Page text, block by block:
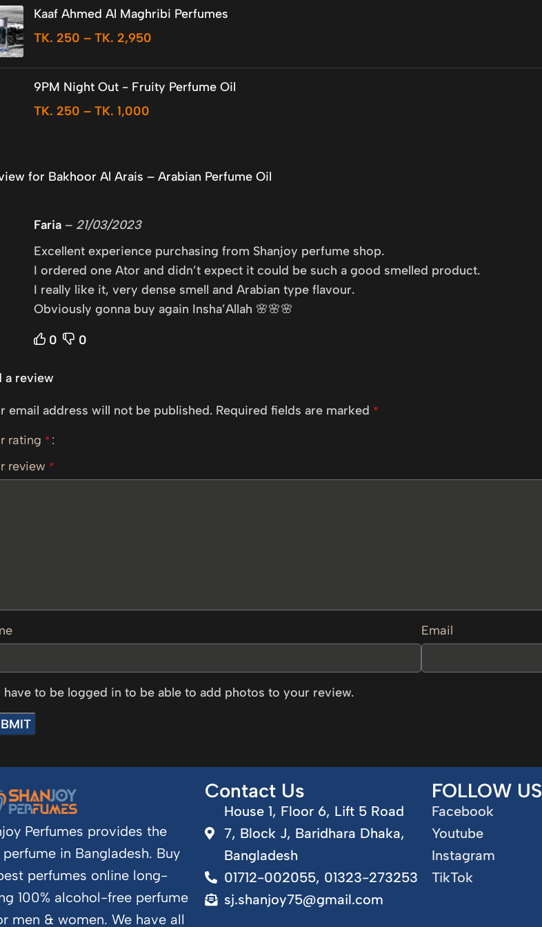
Kaaf Ahmed Al Maghribi Perfumes
TK. 250 – TK. 2,950
9PM Night Out - Fruity Perfume Oil
TK. 250 – TK.1,000
for Bakhoor Al Arais – Arabian Perfume Oil
Faria – 21/03/2023
Excellent experience purchasing from Shanjoy perfume shop.
I ordered one Ator and didn’t expect it could be such a good smelled product.
I really like it, very dense smell and Arabian type flavour.
Obviously gonna buy again Insha’Allah 🌸🌸🌸
0 0
a review
email address will not be published. Required fields are marked *
rating *
review *
Email
have to be logged in to be able to add photos to your review.
Perfumes provides the
in Bangladesh. Buy
perfumes online long-
100% alcohol-free perfume
men & women. We have all
Contact Us
House 1, Floor 6, Lift 5 Road
7, Block J, Baridhara Dhaka,
Bangladesh
01712-002055, 01323-273253
sj.shanjoy75@gmail.com
FOLLOW US
Facebook
Youtube
Instagram
TikTok